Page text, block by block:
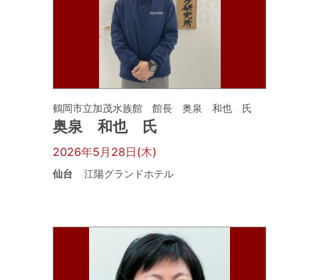
鶴岡市立加茂水族館 館長 奥泉 和也 氏
奥泉 和也 氏
2026年5月28日(木)
仙台 江陽グランドホテル